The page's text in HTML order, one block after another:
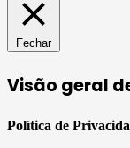
Fechar
Visão geral
Política de